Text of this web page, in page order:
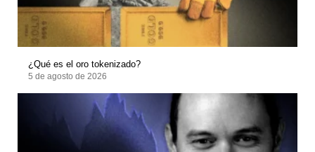
¿Qué es el oro tokenizado?
5 de agosto de 2026